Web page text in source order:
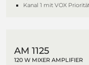
Kanal 1 mit VOX
AM 1125
120 W MIXER AMPLIFIER